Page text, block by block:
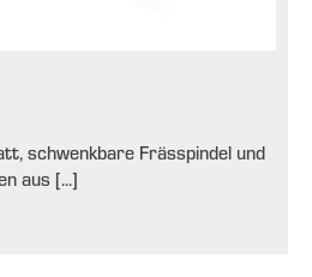
schwenkbare Frässpindel und
aus [...]